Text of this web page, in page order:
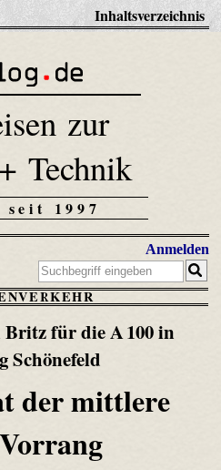
Inhaltsverzeichnis
zur
Technik
1997
Anmelden
für die A 100 in
Schönefeld
der mittlere